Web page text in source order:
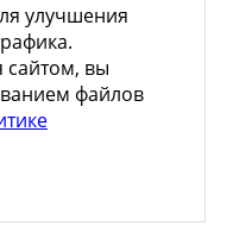
улучшения
сайтом, вы
файлов